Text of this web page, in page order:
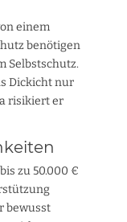
einem
benötigen
Selbstschutz.
Dickicht nur
risikiert er
zu 50.000 €
bewusst